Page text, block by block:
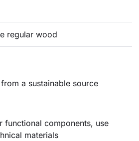
regular wood
a sustainable source
functional components, use
materials